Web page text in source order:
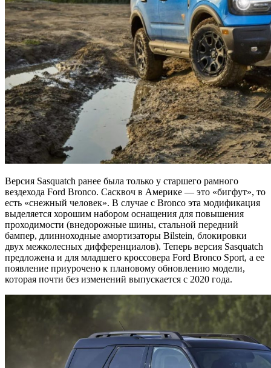
Версия Sasquatch ранее была только у старшего рамного
вездехода Ford Bronco. Сасквоч в Америке — это «бигфут», то
есть «снежный человек». В случае с Bronco эта модификация
выделяется хорошим набором оснащения для повышения
проходимости (внедорожные шины, стальной передний
бампер, длинноходные амортизаторы Bilstein, блокировки
двух межколесных дифференциалов). Теперь версия Sasquatch
предложена и для младшего кроссовера Ford Bronco Sport, а ее
появление приурочено к плановому обновлению модели,
которая почти без изменений выпускается с 2020 года.